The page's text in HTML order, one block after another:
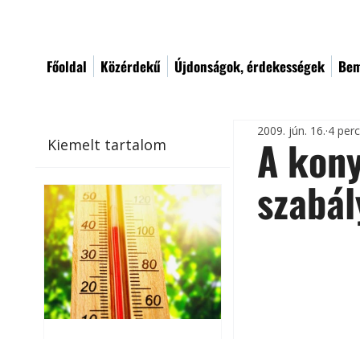
Főoldal Közérdekű Újdonságok, érdekességek
Kiemelt tartalom A
2009. jún. 16. 4